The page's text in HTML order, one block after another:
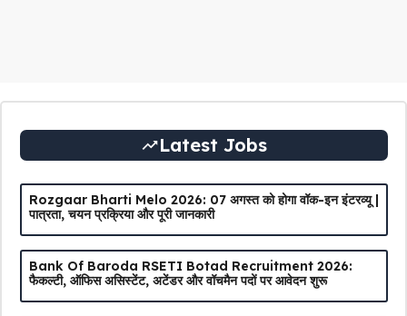
Latest Jobs
Rozgaar Bharti Melo 2026: 07 अगस्त को होगा वॉक-इन इंटरव्यू |
पात्रता, चयन प्रक्रिया और पूरी जानकारी
Bank Of Baroda RSETI Botad Recruitment 2026:
फैकल्टी, ऑफिस असिस्टेंट, अटेंडर और वॉचमैन पदों पर आवेदन शुरू